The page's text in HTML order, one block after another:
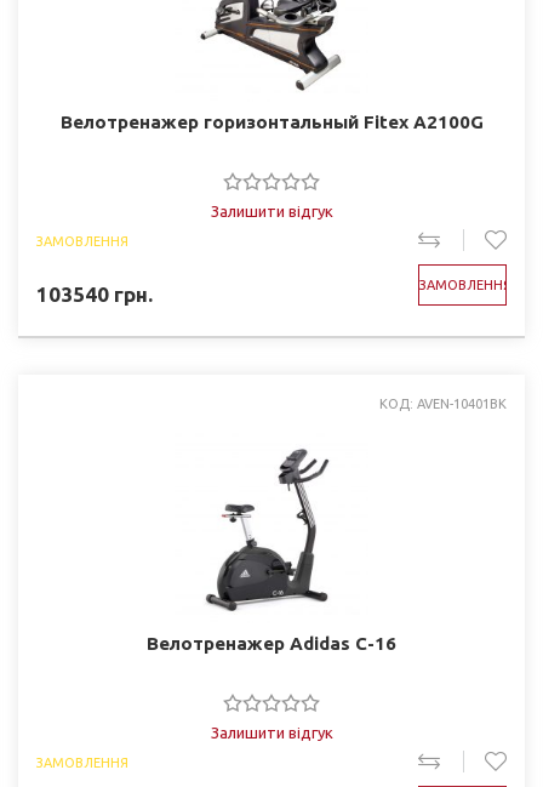
Велотренажер горизонтальный Fitex A2100G
Залишити відгук
ЗАМОВЛЕННЯ
103540 грн. ЗАМОВЛЕННЯ
КОД: AVEN-10401BK
Велотренажер Adidas C-16
Залишити відгук
ЗАМОВЛЕННЯ